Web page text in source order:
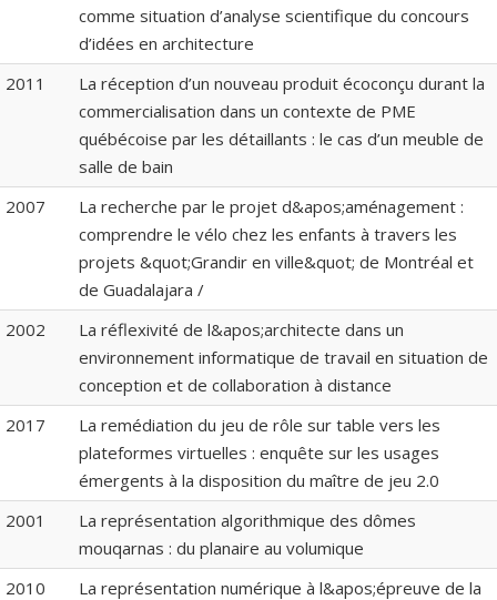
comme situation d’analyse scientifique du concours
d’idées en architecture
2011
La réception d’un nouveau produit écoconçu durant la
commercialisation dans un contexte de PME
québécoise par les détaillants : le cas d’un meuble de
salle de bain
2007
La recherche par le projet d&apos;aménagement :
comprendre le vélo chez les enfants à travers les
projets &quot;Grandir en ville&quot; de Montréal et
de Guadalajara /
2002
La réflexivité de l&apos;architecte dans un
environnement informatique de travail en situation de
conception et de collaboration à distance
2017
La remédiation du jeu de rôle sur table vers les
plateformes virtuelles : enquête sur les usages
émergents à la disposition du maître de jeu 2.0
2001
La représentation algorithmique des dômes
mouqarnas : du planaire au volumique
2010
La représentation numérique à l&apos;épreuve de la